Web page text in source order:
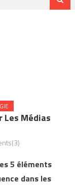
Les Médias
5 éléments
dans les